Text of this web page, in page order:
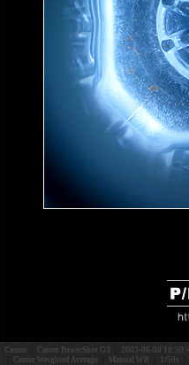
Canon Canon PowerShot G3
2003-06-08
Centre Weighted Average Manual WB 1/50s